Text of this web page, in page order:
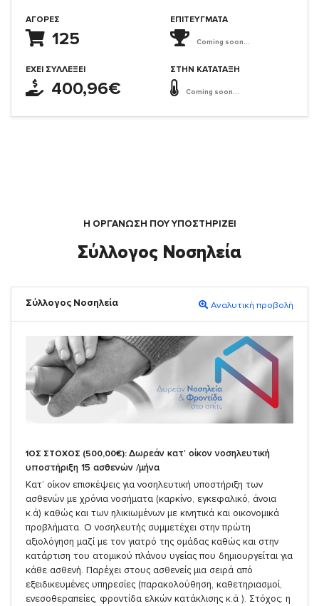
ΑΓΟΡΈΣ
125
ΈΧΕΙ ΣΥΛΛΈΞΕΙ
400,96€
ΕΠΙΤΕΎΓΜΑΤΑ
Coming soon...
ΣΤΗΝ ΚΑΤΆΤΑΞΗ
Coming soon...
Η ΟΡΓΆΝΩΣΗ ΠΟΥ ΥΠΟΣΤΗΡΙΖΕΙ
Σύλλογος Νοσηλεία
Σύλλογος Νοσηλεία Αναλυτική προβολή
1ΟΣ ΣΤΟΧΟΣ (500,00€): Δωρεάν κατ’ οίκον νοσηλευτική
υποστήριξη 15 ασθενών /μήνα
Κατ’ οίκον επισκέψεις για νοσηλευτική υποστήριξη των
ασθενών με χρόνια νοσήματα (καρκίνο, εγκεφαλικό, άνοια
κ.ά) καθώς και των ηλικιωμένων με κινητικά και οικονομικά
προβλήματα. Ο νοσηλευτής συμμετέχει στην πρώτη
αξιολόγηση μαζί με τον γιατρό της ομάδας καθώς και στην
κατάρτιση του ατομικού πλάνου υγείας που δημιουργείται για
κάθε ασθενή. Παρέχει στους ασθενείς μια σειρά από
εξειδικευμένες υπηρεσίες (παρακολούθηση, καθετηριασμοί,
ενεσοθεραπείες, φροντίδα ελκών κατάκλισης κ.ά ). Στόχος: η